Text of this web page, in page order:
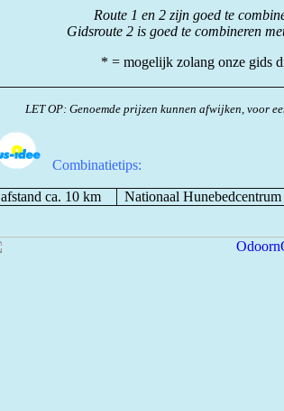
Route 1 en 2 zijn goed te
Gidsroute 2 is goed te combineren
* = mogelijk zolang onze gids
LET OP: Genoemde prijzen kunnen afwijken, voor
Combinatietips:
afstand ca. 10 km Nationaal